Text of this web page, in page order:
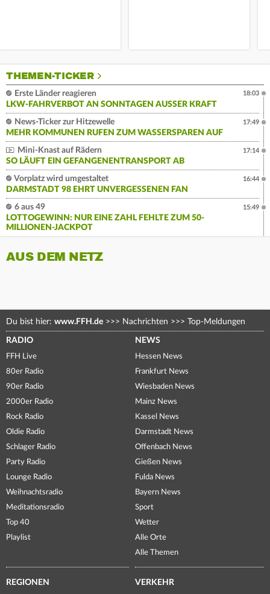
THEMEN-TICKER
Erste Länder reagieren
LKW-FAHRVERBOT AN SONNTAGEN AUSSER KRAFT
18:03
News-Ticker zur Hitzewelle
MEHR KOMMUNEN RUFEN ZUM WASSERSPAREN AUF
17:49
Mini-Knast auf Rädern
SO LÄUFT EIN GEFANGENENTRANSPORT AB
17:14
Vorplatz wird umgestaltet
DARMSTADT 98 EHRT UNVERGESSENEN FAN
16:44
6 aus 49
LOTTOGEWINN: NUR EINE ZAHL FEHLTE ZUM 50-
MILLIONEN-JACKPOT
15:49
AUS DEM NETZ
Du bist hier: www.FFH.de >>> Nachrichten >>> Top-Meldungen
RADIO
FFH Live
80er Radio
90er Radio
2000er Radio
Rock Radio
Oldie Radio
Schlager Radio
Party Radio
Lounge Radio
Weihnachtsradio
Meditationsradio
Top 40
Playlist
NEWS
Hessen News
Frankfurt News
Wiesbaden News
Mainz News
Kassel News
Darmstadt News
Offenbach News
Gießen News
Fulda News
Bayern News
Sport
Wetter
Alle Orte
Alle Themen
REGIONEN VERKEHR